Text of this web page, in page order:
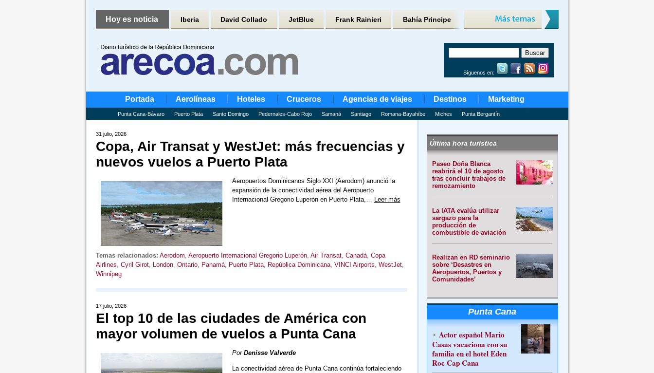
Hoy es noticia Iberia David Collado JetBlue Frank Rainieri Bahía Principe
Síguenos en:
Portada Aerolíneas Hoteles Cruceros Agencias de viajes Destinos Marketing
Punta Cana-Bávaro Puerto Plata Santo Domingo Pedernales-Cabo Rojo Samaná Santiago Romana-Bayahíbe Miches Punta Bergantín
31 julio, 2026
Copa, Air Transat y WestJet: más frecuencias y
nuevos vuelos a Puerto Plata
Aeropuertos Dominicanos Siglo XXI (Aerodom) anunció la
expansión de la conectividad aérea del Aeropuerto
Internacional Gregorio Luperón en Puerto Plata,… Leer más
Temas relacionados: Aerodom, Aeropuerto Internacional Gregorio Luperón, Air Transat, Canadá, Copa
Airlines, Cyril Girot, London, Ontario, Panamá, Puerto Plata, República Dominicana, VINCI Airports, WestJet,
Winnipeg
17 julio, 2026
El top 10 de las ciudades de América con
mayor volumen de vuelos a Punta Cana
Por Denisse Valverde
La conectividad aérea de Punta Cana continúa fortaleciendo
Última hora turística
Paseo Doña Blanca
reabrirá el 10 de agosto
tras concluir trabajos de
remozamiento
La IATA evalúa utilizar
sargazo para la
producción de
combustible de aviación
Realizan en RD seminario
sobre ‘Desastres en
Aeropuertos, Puertos y
Comunidades’
Punta Cana
Actor español Mario
Casas vacaciona con su
familia en el hotel Eden
Roc Cap Cana